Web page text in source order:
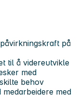
på
til å videreutvikle
med
behov
medarbeidere med